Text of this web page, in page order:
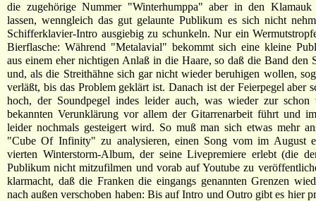
die zugehörige Nummer "Winterhumppa" aber in den Klamauk
lassen, wenngleich das gut gelaunte Publikum es sich nicht
Schifferklavier-Intro ausgiebig zu schunkeln. Nur ein
Bierflasche: Während "Metalavial" bekommt sich eine kleine
aus einem eher nichtigen Anlaß in die Haare, so daß die Band den
und, als die Streithähne sich gar nicht wieder beruhigen wollen,
verläßt, bis das Problem geklärt ist. Danach ist der Feierpegel aber
hoch, der Soundpegel indes leider auch, was wieder zur schon
bekannten Verunklärung vor allem der Gitarrenarbeit führt und
leider nochmals gesteigert wird. So muß man sich etwas mehr
"Cube Of Infinity" zu analysieren, einen Song vom im August
vierten Winterstorm-Album, der seine Livepremiere erlebt (die
Publikum nicht mitzufilmen und vorab auf Youtube zu
klarmacht, daß die Franken die eingangs genannten Grenzen
nach außen verschoben haben: Bis auf Intro und Outro gibt es hier